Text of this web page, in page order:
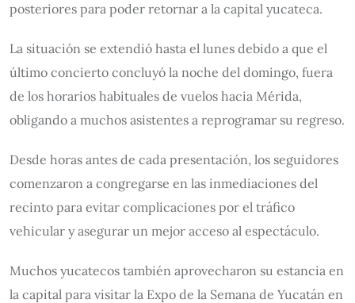
posteriores para poder retornar a la capital yucateca.
La situación se extendió hasta el lunes debido a que el
último concierto concluyó la noche del domingo, fuera
de los horarios habituales de vuelos hacia Mérida,
obligando a muchos asistentes a reprogramar su regreso.
Desde horas antes de cada presentación, los seguidores
comenzaron a congregarse en las inmediaciones del
recinto para evitar complicaciones por el tráfico
vehicular y asegurar un mejor acceso al espectáculo.
Muchos yucatecos también aprovecharon su estancia en
la capital para visitar la Expo de la Semana de Yucatán en